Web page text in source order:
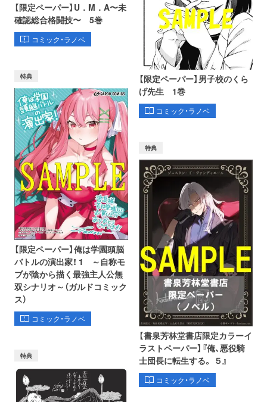
【限定ペーパー】U．M．A〜未
確認総合格闘技〜 5巻
コミック・ラノベ
【限定ペーパー】男子校のくら
げ先生 1巻
コミック・ラノベ
特典
【限定ペーパー】俺は学園頭脳
バトルの演出家！ 1 ～自称モ
ブが陰から描く最強主人公無
双シナリオ～（ガルドコミック
ス）
コミック・ラノベ
特典
【書泉芳林堂書店限定カラーイ
ラストペーパー】『俺、悪役騎
士団長に転生する。 ５』
コミック・ラノベ
特典